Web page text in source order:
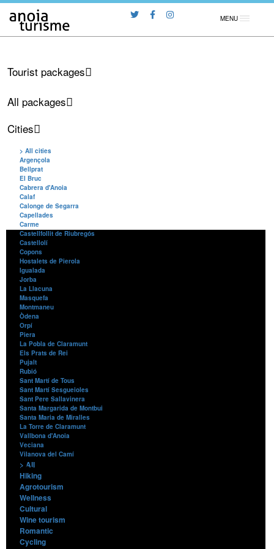
MENU
Tourist packages
All packages
Cities
> All cities
Argençola
Bellprat
El Bruc
Cabrera d'Anoia
Calaf
Calonge de Segarra
Capellades
Carme
Castellfollit de Riubregós
Castellolí
Copons
Hostalets de Pierola
Igualada
Jorba
La Llacuna
Masquefa
Montmaneu
Òdena
Orpí
Piera
La Pobla de Claramunt
Els Prats de Rei
Pujalt
Rubió
Sant Martí de Tous
Sant Martí Sesgueioles
Sant Pere Sallavinera
Santa Margarida de Montbui
Santa Maria de Miralles
La Torre de Claramunt
Vallbona d'Anoia
Veciana
Vilanova del Camí
Contents
> All
Hiking
Agrotourism
Wellness
Cultural
Wine tourism
Romantic
Cycling